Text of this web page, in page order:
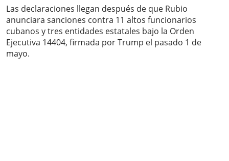
Las declaraciones llegan después de que Rubio
anunciara sanciones contra 11 altos funcionarios
cubanos y tres entidades estatales bajo la Orden
Ejecutiva 14404, firmada por Trump el pasado 1 de
mayo.